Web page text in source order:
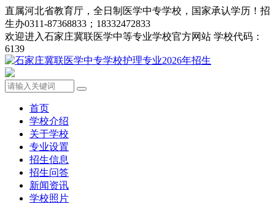
直属河北省教育厅，全日制医学中专学校，国家承认学历！招
生办0311-87368833；18332472833
欢迎进入石家庄冀联医学中等专业学校官方网站 学校代码：
6139
首页
学校介绍
关于学校
专业设置
招生信息
招生问答
新闻资讯
学校照片